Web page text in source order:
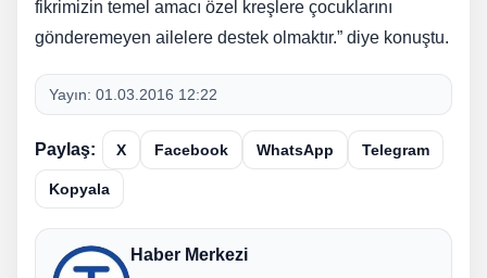
fikrimizin temel amacı özel kreşlere çocuklarını
gönderemeyen ailelere destek olmaktır.” diye konuştu.
Yayın: 01.03.2016 12:22
Paylaş: X Facebook WhatsApp Telegram
Kopyala
Haber Merkezi